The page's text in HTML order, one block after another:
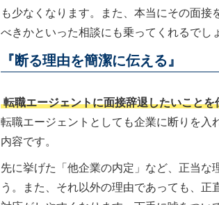
も少なくなります。また、本当にその面
べきかといった相談にも乗ってくれるでし
『断る理由を簡潔に伝える』
転職エージェントに面接辞退したいこと
転職エージェントとしても企業に断りを入
内容です。
先に挙げた「他企業の内定」など、正当な
う。また、それ以外の理由であっても、